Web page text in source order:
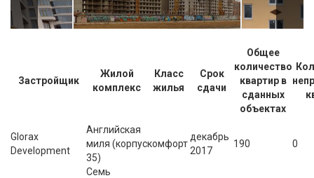
Застройщик
Жилой
комплекс
Класс
жилья
Срок
сдачи
Общее
количество
квартир в
сданных
объектах
Glorax
Development
Английская
миля (корпус
35)
комфорт
декабрь
2017
190 0
Семь